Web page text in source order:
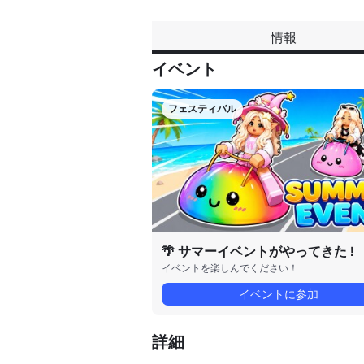
情報
イベント
フェスティバル
🌴 サマーイベントがやってきた !
イベントを楽しんでください！
イベントに参加
詳細